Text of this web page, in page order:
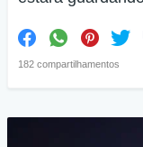
182 compartilhamentos